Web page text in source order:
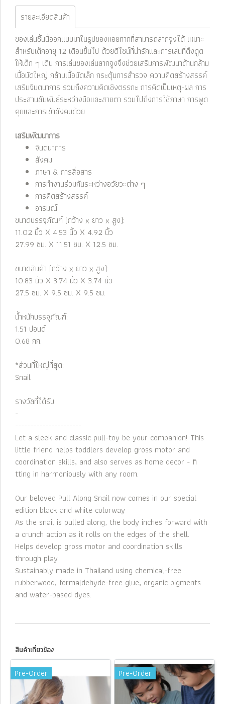
รายละเอียดสินค้า
ของเล่นชิ้นนี้ออกแบบมาในรูปของหอยทากที่สามารถลากจูงได้ เหมาะ
สำหรับเด็กอายุ 12 เดือนขึ้นไป ด้วยดีไซน์ที่น่ารักและการเล่นที่ดึงดูด
ให้เด็ก ๆ เดิน การเล่นของเล่นลากจูงจึงช่วยเสริมการพัฒนาด้านกล้าม
เนื้อมัดใหญ่ กล้ามเนื้อมัดเล็ก กระตุ้นการสำรวจ ความคิดสร้างสรรค์
เสริมจินตนาการ รวมถึงความคิดเชิงตรรกะ การคิดเป็นเหตุ-ผล การ
ประสานสัมพันธ์ระหว่างมือและสายตา รวมไปถึงการใช้ภาษา การพูด
คุยและการเข้าสังคมด้วย
เสริมพัฒนาการ
จินตนาการ
สังคม
ภาษา & การสื่อสาร
การทำงานร่วมกันระหว่างอวัยวะต่าง ๆ
การคิดสร้างสรรค์
อารมณ์
ขนาดบรรจุภัณฑ์ (กว้าง x ยาว x สูง):
11.02 นิ้ว X 4.53 นิ้ว X 4.92 นิ้ว
27.99 ซม. X 11.51 ซม. X 12.5 ซม.
ขนาดสินค้า (กว้าง x ยาว x สูง):
10.83 นิ้ว X 3.74 นิ้ว X 3.74 นิ้ว
27.5 ซม. X 9.5 ซม. X 9.5 ซม.
น้ำหนักบรรจุภัณฑ์:
1.51 ปอนด์
0.68 กก.
*ส่วนที่ใหญ่ที่สุด:
Snail
รางวัลที่ได้รับ:
-
----------------------
Let a sleek and classic pull-toy be your companion! This
little friend helps toddlers develop gross motor and
coordination skills, and also serves as home decor - fi
tting in harmoniously with any room.
Our beloved Pull Along Snail now comes in our special
edition black and white colorway
As the snail is pulled along, the body inches forward with
a crunch action as it rolls on the edges of the shell.
Helps develop gross motor and coordination skills
through play
Sustainably made in Thailand using chemical-free
rubberwood, formaldehyde-free glue, organic pigments
and water-based dyes.
สินค้าเกี่ยวข้อง
Pre-Order Pre-Order